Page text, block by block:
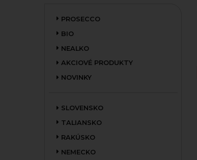
PROSECCO
BIO
NEALKO
AKCIOVÉ PRODUKTY
NOVINKY
SLOVENSKO
TALIANSKO
RAKÚSKO
NEMECKO